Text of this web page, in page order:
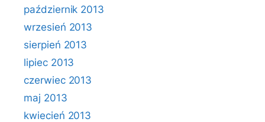
październik 2013
wrzesień 2013
sierpień 2013
lipiec 2013
czerwiec 2013
maj 2013
kwiecień 2013